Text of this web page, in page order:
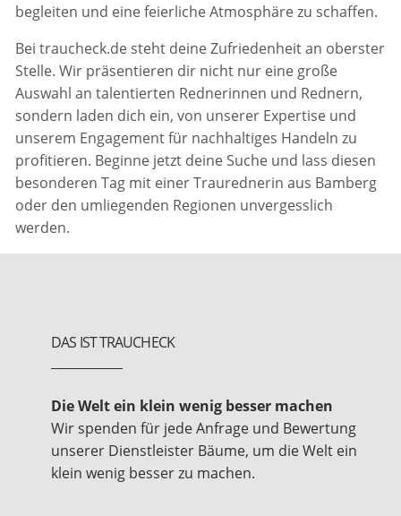
begleiten und eine feierliche Atmosphäre zu schaffen.
Bei traucheck.de steht deine Zufriedenheit an oberster
Stelle. Wir präsentieren dir nicht nur eine große
Auswahl an talentierten Rednerinnen und Rednern,
sondern laden dich ein, von unserer Expertise und
unserem Engagement für nachhaltiges Handeln zu
profitieren. Beginne jetzt deine Suche und lass diesen
besonderen Tag mit einer Traurednerin aus Bamberg
oder den umliegenden Regionen unvergesslich
werden.
DAS IST TRAUCHECK
Die Welt ein klein wenig besser machen
Wir spenden für jede Anfrage und Bewertung
unserer Dienstleister Bäume, um die Welt ein
klein wenig besser zu machen.